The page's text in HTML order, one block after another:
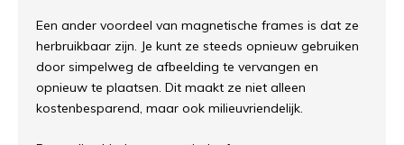
Een ander voordeel van magnetische frames is dat ze
herbruikbaar zijn. Je kunt ze steeds opnieuw gebruiken
door simpelweg de afbeelding te vervangen en
opnieuw te plaatsen. Dit maakt ze niet alleen
kostenbesparend, maar ook milieuvriendelijk.